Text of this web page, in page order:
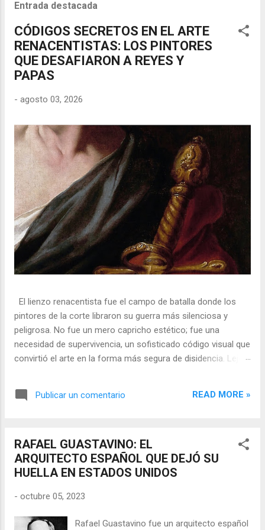
Entrada destacada
CÓDIGOS SECRETOS EN EL ARTE
RENACENTISTAS: LOS PINTORES
QUE DESAFIARON A REYES Y
PAPAS
- agosto 03, 2026
El lienzo renacentista fue el campo de batalla donde los
pintores de la corte libraron su guerra más silenciosa y
peligrosa. No fue un mero capricho estético; fue una
necesidad de supervivencia, un sofisticado código visual que
convirtió el arte en la forma más segura de disidencia. Lejos
artistas eran agentes dobles, equilibrando su necesidad de
mecenazgo real con la obligación de preservar su integridad
pintores encontraron en los símbolos, las distorsiones y los
objetos cotidianos un lenguaje cifrado capaz de eludir a los
censores y desafiar al trono. 🎭 La arquitectura del engaño
sino un objeto tridimensional y multifacético. Los pintores
de la corte eran los agentes dobles definitivos, y dominaban
Publicar un comentario READ MORE »
RAFAEL GUASTAVINO: EL
ARQUITECTO ESPAÑOL QUE DEJÓ SU
HUELLA EN ESTADOS UNIDOS
- octubre 05, 2023
Rafael Guastavino fue un arquitecto español